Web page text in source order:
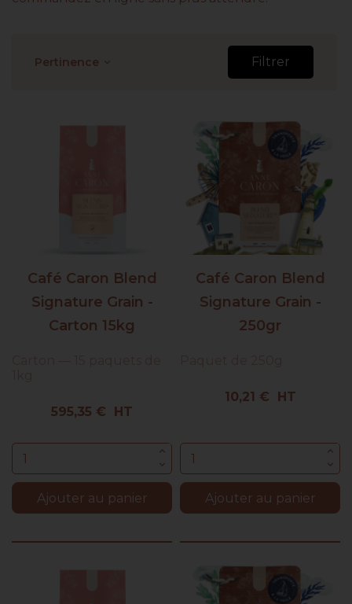
Pertinence keyboard_arrow_down Filtrer
Café Caron Blend
Signature Grain -
Carton 15kg
Prix
595,35 € HT
Ajouter au panier
Café Caron Blend
Signature Grain -
250gr
Prix
10,21 € HT
Ajouter au panier